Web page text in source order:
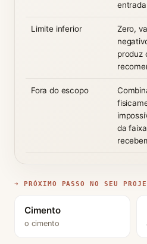
Limite inferior
Zero,
produz
Fora do escopo
da
➜ PRÓXIMO PASSO NO SEU
Cimento
o cimento